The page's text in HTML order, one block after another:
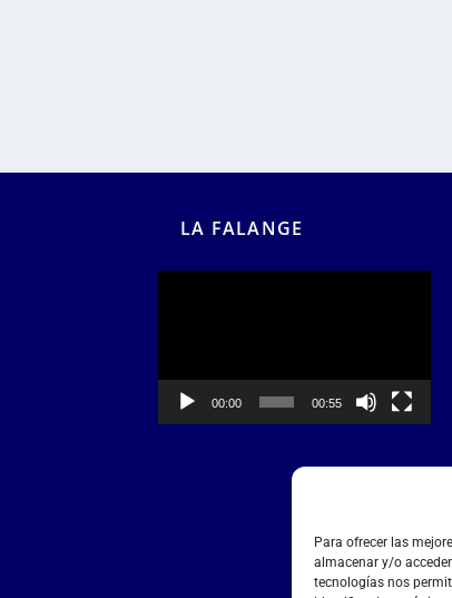
Para ofrecer las
almacenar y/o
tecnologías nos
LA FALANGE
00:00 00:55